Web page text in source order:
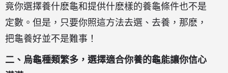
竟你選擇養什麽龜和提供什麽樣的養龜條件也不是
定數。但是，只要你照這方法去選、去養，那麽，
把龜養好並不是難事！
二、烏龜種類繁多，選擇適合你養的龜能讓你信心